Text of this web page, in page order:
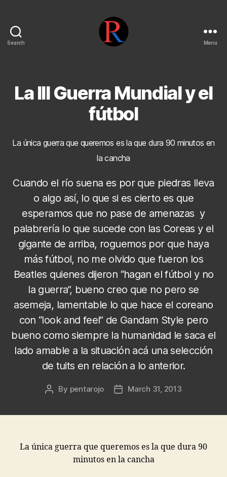
Search Menu
La III Guerra Mundial y el
fútbol
La única guerra que queremos es la que dura 90 minutos en
la cancha
Cuando el río suena es por que piedras lleva
o algo así, lo que si es cierto es que
esperamos que no pase de amenazas y
palabrería lo que sucede con las Coreas y el
gigante de arriba, roguemos por que haya
más fútbol, no me olvido que fueron los
Beatles quienes dijeron “hagan el fútbol y no
la guerra”, bueno creo que no pero se
asemeja, lamentable lo que hace el coreano
con “look and feel” de Gandam Style pero
bueno como siempre la humanidad le saca el
lado amable a la situación acá una selección
de tuits en relación a lo anterior.
Post
By pentarojo
PostMarch 31, 2013
La única guerra que queremos es la que dura 90
minutos en la cancha